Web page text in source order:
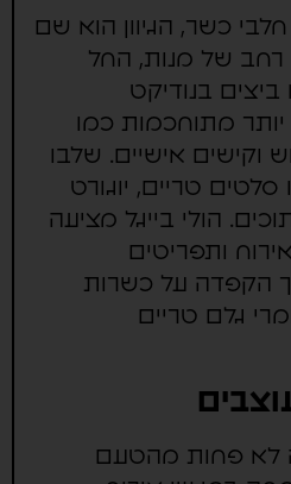
כשר, הגיוון הוא שם
של מנות, החל
בנודיקט
מתוחכמות כמו
וקישים אישיים. שלבו
טריים, יוגורט
הולי בייגל מציעה
ותפריטים
הקפדה על כשרות
גלם טריים
פחות מהטעם